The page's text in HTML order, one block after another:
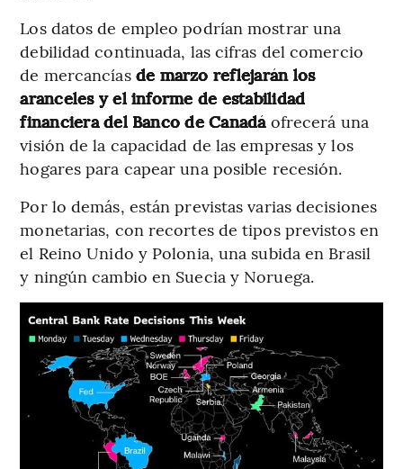
Los datos de empleo podrían mostrar una
debilidad continuada, las cifras del comercio
de mercancías de marzo reflejarán los
aranceles y el informe de estabilidad
financiera del Banco de Canadáofrecerá una
visión de la capacidad de las empresas y los
hogares para capear una posible recesión.
Por lo demás, están previstas varias decisiones
monetarias, con recortes de tipos previstos en
el Reino Unido y Polonia, una subida en Brasil
y ningún cambio en Suecia y Noruega.